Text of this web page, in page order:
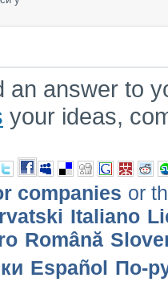
an answer to
your ideas,
companies or
Italiano
Română
Еspañol По-